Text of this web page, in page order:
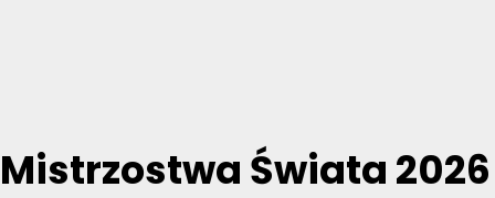
Mistrzostwa Świata 2026